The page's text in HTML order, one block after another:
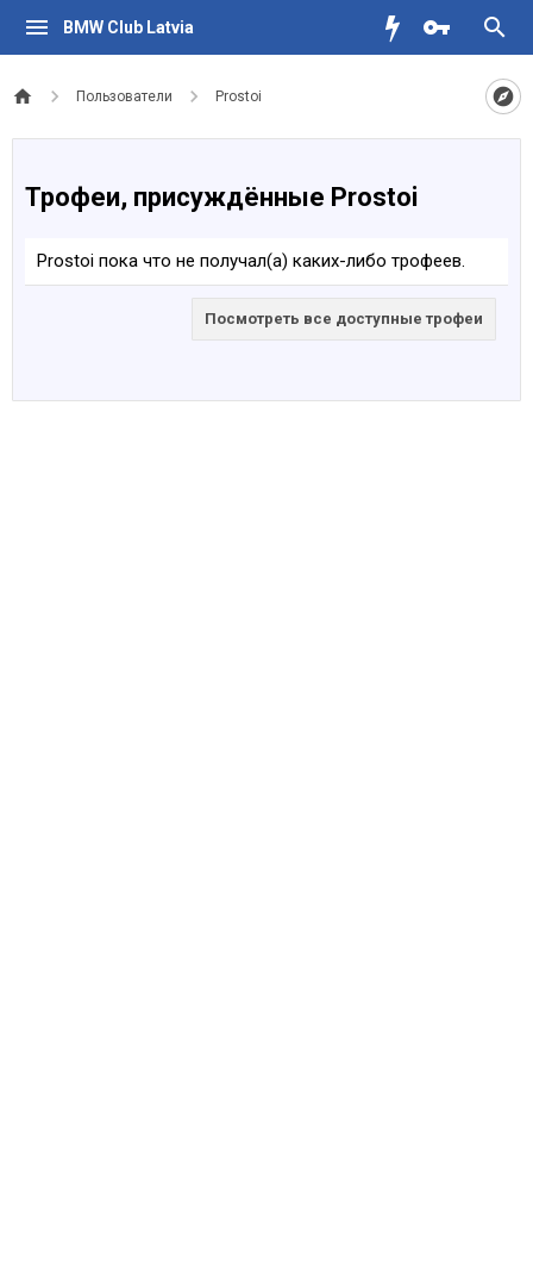
BMW Club Latvia
Пользователи Prostoi
Трофеи, присуждённые Prostoi
Prostoi пока что не получал(а) каких-либо трофеев.
Посмотреть все доступные трофеи